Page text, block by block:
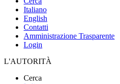
Italiano
English
Contatti
Amministrazione Trasparente
Login
L'AUTORITÀ
Cerca